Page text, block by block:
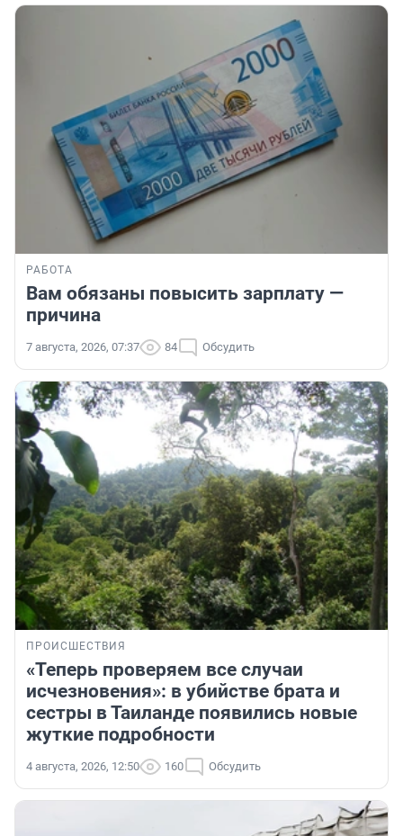
РАБОТА
Вам обязаны повысить зарплату —
причина
7 августа, 2026, 07:37 84 Обсудить
ПРОИСШЕСТВИЯ
«Теперь проверяем все случаи
исчезновения»: в убийстве брата и
сестры в Таиланде появились новые
жуткие подробности
4 августа, 2026, 12:50 160 Обсудить